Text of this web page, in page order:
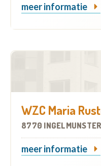
meer informatie
WZC Maria
8770 INGELMUNSTER
meer informatie